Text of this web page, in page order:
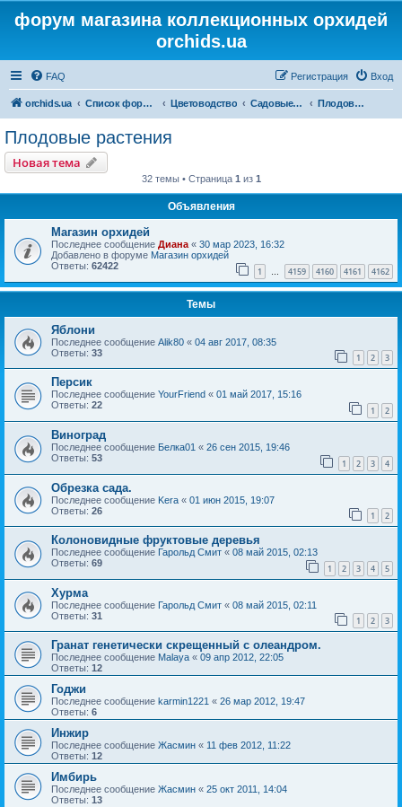
форум магазина коллекционных орхидей
orchids.ua
FAQ Вход
Регистрация
orchids.ua Список форумов Цветоводство Садовые растения Плодовые растения
Плодовые растения
Новая тема
32 темы • Страница 1 из 1
Объявления
Магазин орхидей
Последнее сообщение Диана « 30 мар 2023, 16:32
Добавлено в форуме Магазин орхидей
Ответы: 62422 1 … 4159 4160 4161 4162
Темы
Яблони
Последнее сообщение Alik80 « 04 авг 2017, 08:35
Ответы: 33 1 2 3
Персик
Последнее сообщение YourFriend « 01 май 2017, 15:16
Ответы: 22 1 2
Виноград
Последнее сообщение Белка01 « 26 сен 2015, 19:46
Ответы: 53 1 2 3 4
Обрезка сада.
Последнее сообщение Kera « 01 июн 2015, 19:07
Ответы: 26 1 2
Колоновидные фруктовые деревья
Последнее сообщение Гарольд Смит « 08 май 2015, 02:13
Ответы: 69 1 2 3 4 5
Хурма
Последнее сообщение Гарольд Смит « 08 май 2015, 02:11
Ответы: 31 1 2 3
Гранат генетически скрещенный с олеандром.
Последнее сообщение Malaya « 09 апр 2012, 22:05
Ответы: 12
Годжи
Последнее сообщение karmin1221 « 26 мар 2012, 19:47
Ответы: 6
Инжир
Последнее сообщение Жасмин « 11 фев 2012, 11:22
Ответы: 12
Имбирь
Последнее сообщение Жасмин « 25 окт 2011, 14:04
Ответы: 13